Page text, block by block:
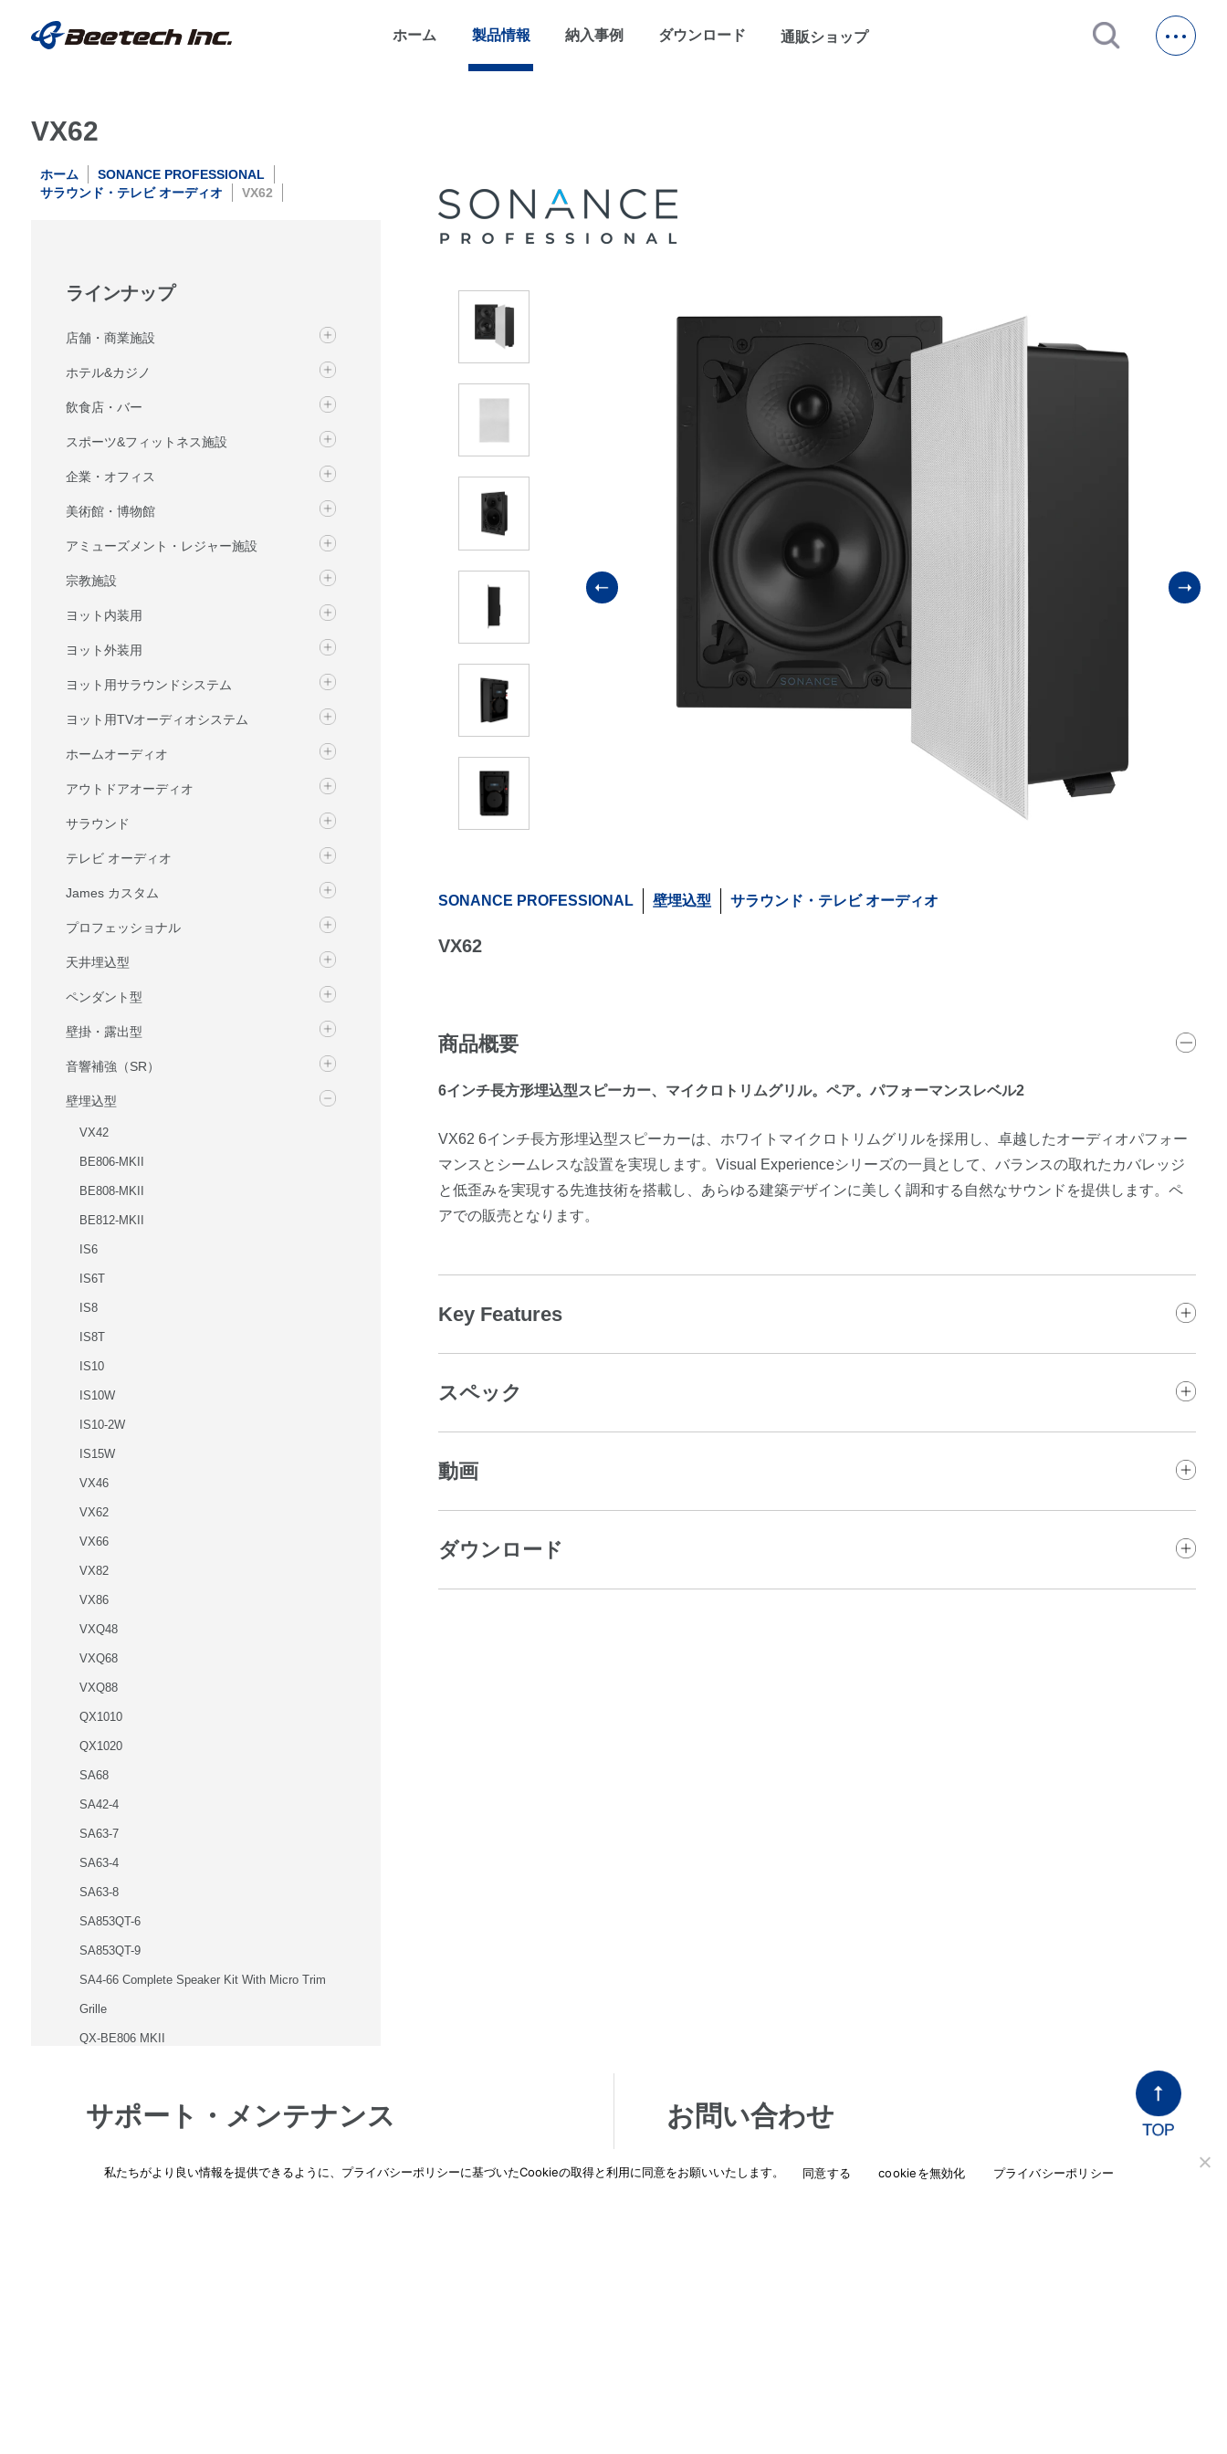
ホーム 製品情報 納入事例 ダウンロード 通販ショップopen_in_new
VX62
ホーム
SONANCE PROFESSIONAL
サラウンド・テレビ オーディオ
VX62
ラインナップ
店舗・商業施設
ホテル&カジノ
飲食店・バー
スポーツ&フィットネス施設
企業・オフィス
美術館・博物館
アミューズメント・レジャー施設
宗教施設
ヨット内装用
ヨット外装用
ヨット用サラウンドシステム
ヨット用TVオーディオシステム
ホームオーディオ
アウトドアオーディオ
サラウンド
テレビ オーディオ
James カスタム
プロフェッショナル
天井埋込型
ペンダント型
壁掛・露出型
音響補強（SR）
壁埋込型
VX42
BE806-MKII
BE808-MKII
BE812-MKII
IS6
IS6T
IS8
IS8T
IS10
IS10W
IS10-2W
IS15W
VX46
VX62
VX66
VX82
VX86
VXQ48
VXQ68
VXQ88
QX1010
QX1020
SA68
SA42-4
SA63-7
SA63-4
SA63-8
SA853QT-6
SA853QT-9
SA4-66 Complete Speaker Kit With Micro Trim
Grille
QX-BE806 MKII
QX830QT
SONANCE PROFESSIONAL 壁埋込型 サラウンド・テレビ オーディオ
VX62
商品概要
6インチ長方形埋込型スピーカー、マイクロトリムグリル。ペア。パフォーマンスレベル2
VX62 6インチ長方形埋込型スピーカーは、ホワイトマイクロトリムグリルを採用し、卓越したオーディオパフォー
マンスとシームレスな設置を実現します。Visual Experienceシリーズの一員として、バランスの取れたカバレッジ
と低歪みを実現する先進技術を搭載し、あらゆる建築デザインに美しく調和する自然なサウンドを提供します。ペ
アでの販売となります。
Key Features
スペック
動画
ダウンロード
サポート・メンテナンス
製品の仕様や使い方がわからない、修理や部品の交換などご相談・ご依
お問い合わせ
納入に関するご相談など、当社へのお問い合わせはこちらからお問い合
私たちがより良い情報を提供できるように、プライバシーポリシーに基づいたCookieの取得と利用に同意をお願いいたします。 同意する cookieを無効化 プライバシーポリシー